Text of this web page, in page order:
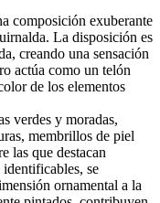
composición exuberante
La disposición es
creando una sensación
actúa como un telón
de los elementos
verdes y moradas,
membrillos de piel
las que destacan
identificables, se
ornamental a la